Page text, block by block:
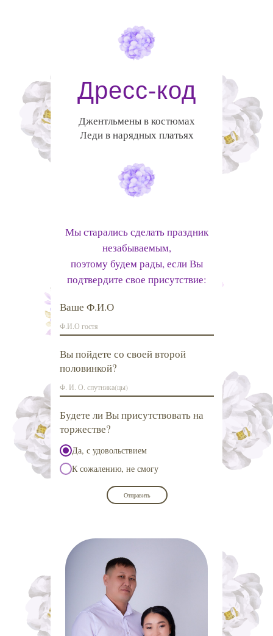
Мы старались сделать праздник
незабываемым,
поэтому будем рады, если Вы
подтвердите свое присутствие:
Ваше Ф.И.О
Вы пойдете со своей второй
половинкой?
Будете ли Вы присутствовать на
торжестве?
Да, с удовольствием
К сожалению, не смогу
Отправить
Дресс-код
Джентльмены в костюмах
Леди в нарядных платьях